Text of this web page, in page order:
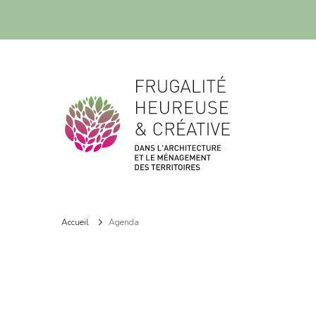
Frugalité dans l'architecture et le ménagement des territoires
Accueil Agenda